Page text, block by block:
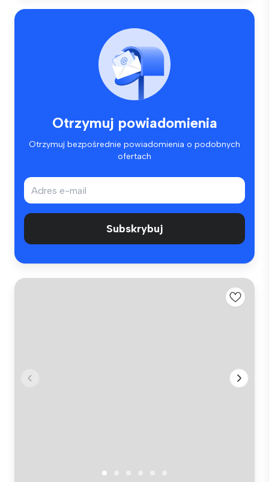
Otrzymuj powiadomienia
Otrzymuj bezpośrednie powiadomienia o podobnych
ofertach
Subskrybuj